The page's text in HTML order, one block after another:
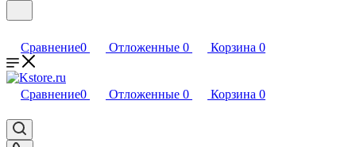
Сравнение0 Отложенные 0 Корзина 0
Сравнение0 Отложенные 0 Корзина 0